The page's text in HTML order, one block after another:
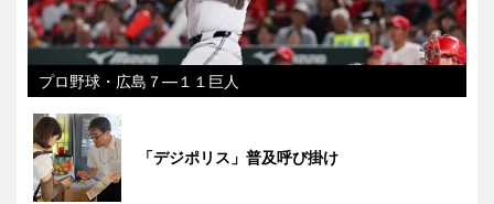
プロ野球・広島７―１１巨人
「デジポリス」普及呼び掛け